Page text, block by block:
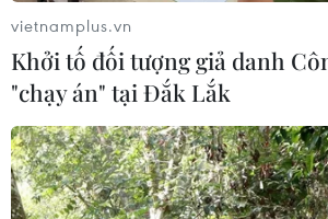
Israel nêu điều kiện tạm hoãn tấn
công Iran
02/08/2026 04:18
Toàn cảnh thế giới: Israel
cảnh báo trước khả năng Mỹ tấn
công toàn diện Iran
vietnamplus.vn
Khởi tố đối tượng giả danh
"chạy án" tại Đắk Lắk